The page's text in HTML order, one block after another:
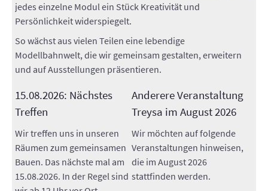
KONTAKT
SUCHE
INTERN
jedes einzelne Modul ein Stück Kreativität und
Persönlichkeit widerspiegelt.
So wächst aus vielen Teilen eine lebendige
Modellbahnwelt, die wir gemeinsam gestalten, erweitern
und auf Ausstellungen präsentieren.
15.08.2026: Nächstes
Treffen
Wir treffen uns in unseren
Räumen zum gemeinsamen
Bauen. Das nächste mal am
15.08.2026. In der Regel sind
Anderere Veranstaltung
Treysa im August 2026
Wir möchten auf folgende
Veranstaltungen hinweisen,
die im August 2026
stattfinden werden.